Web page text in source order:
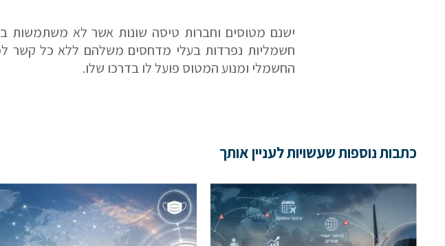
ישנם מטוסים וחברות טיסה שונות אשר לא משתמשות
חשמליות נפרדות בעלי מדחסים משלהם ללא כל קשר
החשמלי ומנוע המטוס פועל לו בדרכו שלו.
כתבות נוספות שעשויות לעניין אותך